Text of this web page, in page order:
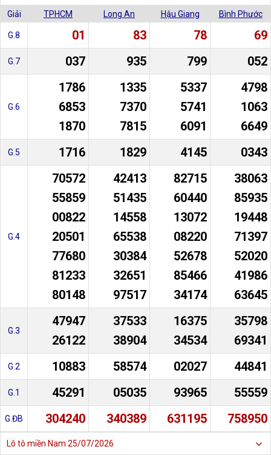
Giải TPHCM Long An Hậu Giang Bình Phước
G.8 01 83 78 69
G.7 037 935 799 052
G.6
1786
6853
1870
1335
7370
7815
5337
5741
6091
4798
1063
6649
G.5 1716 1829 4145 0343
G.4
70572
55859
00822
20501
77680
81233
80148
42413
51435
14558
65538
30384
32651
97517
82715
60440
13072
08220
52678
85466
34174
38063
85935
19448
71397
52020
41986
63645
G.3
47947
26122
37533
38904
16375
34534
35798
69341
G.2 10883 58574 02027 44841
G.1 45291 05035 93965 55559
G.ĐB 304240 340389 631195 758950
Lô tô miền Nam 25/07/2026